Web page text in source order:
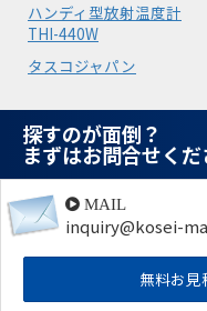
ハンディ型放射温度計
THI-440W
タスコジャパン
探すのが面倒？
まずはお問合せくだ
MAIL
inquiry@kosei-
無料お見